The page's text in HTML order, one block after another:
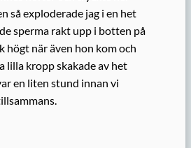
så exploderade jag i en het
sperma rakt upp i botten på
högt när även hon kom och
lilla kropp skakade av het
en liten stund innan vi